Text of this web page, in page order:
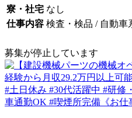
寮・社宅 なし
仕事内容 検査・検品 / 自動車
募集が停止しています